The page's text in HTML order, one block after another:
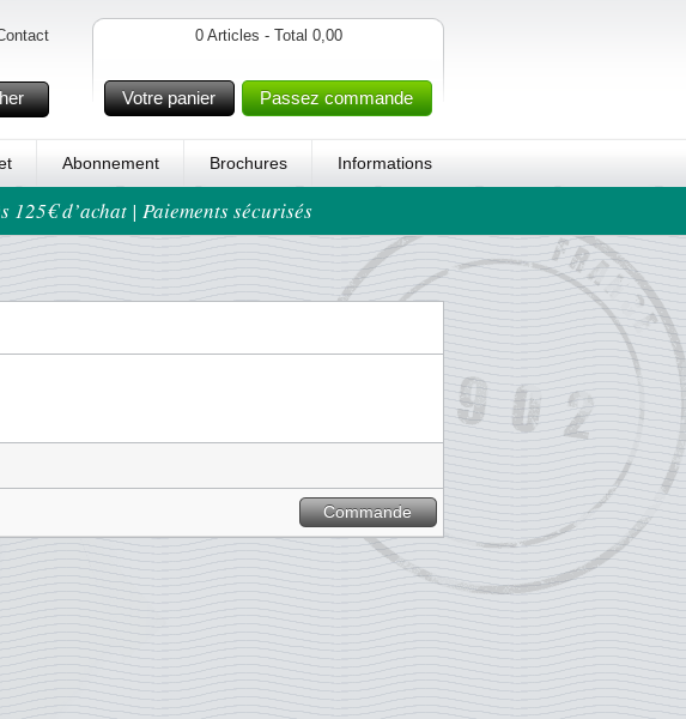
0 Articles - Total 0,00
Votre panier Passez commande
Abonnement Brochures Informations
d’achat | Paiements sécurisés
Commande